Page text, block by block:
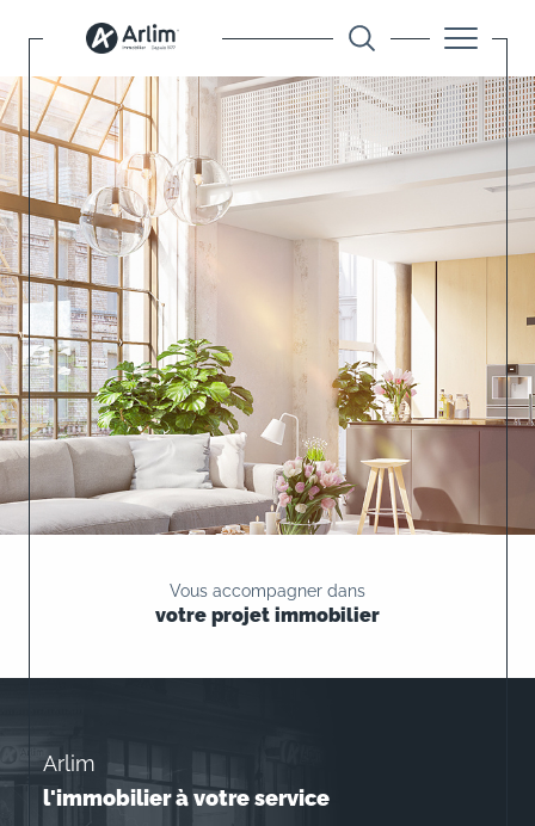
Vous accompagner dans
votre projet immobilier
Arlim
l'immobilier à votre service